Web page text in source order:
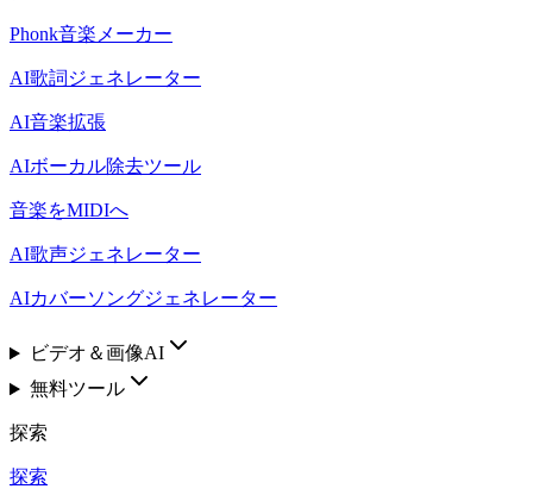
Phonk音楽メーカー
AI歌詞ジェネレーター
AI音楽拡張
AIボーカル除去ツール
音楽をMIDIへ
AI歌声ジェネレーター
AIカバーソングジェネレーター
ビデオ＆画像AI
無料ツール
探索
探索